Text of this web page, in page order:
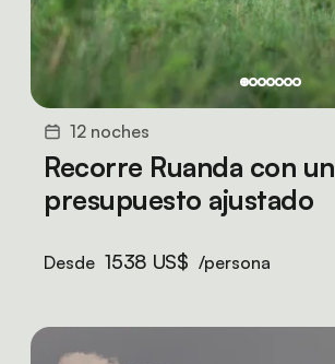
12 noches
Recorre Ruanda con un
presupuesto ajustado
Desde 1538 US$ /persona